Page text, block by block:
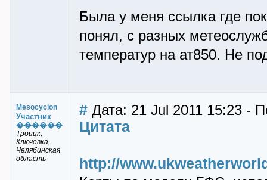
Была у меня ссылка где
понял, с разных
температур на ат850. Не
Mesocyclon
Участник
������
Троицк,
Ключевка,
Челябинская
область
# Дата: 21 Jul 2011 15:23 -
Цитата
http://